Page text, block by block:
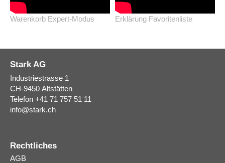
Warenkorb Expert-Modus Erklärung Favoritenliste
Stark AG
Industriestrasse 1
CH-9450 Altstätten
Telefon +41 71 757 51 11
info@stark.ch
Rechtliches
AGB